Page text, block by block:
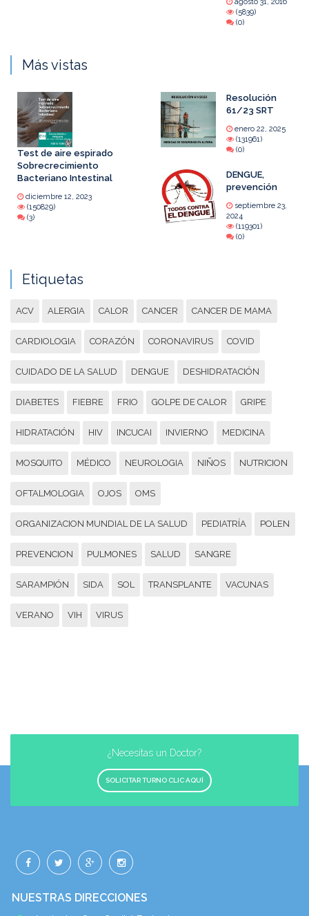
(5839)
(0)
Más vistas
Test de aire espirado
Sobrecrecimiento
Bacteriano Intestinal
diciembre 12, 2023
(150829)
(3)
Resolución
61/23 SRT
enero 22, 2025
(131961)
(0)
DENGUE,
prevención
septiembre 23,
2024
(119301)
(0)
Etiquetas
ACV ALERGIA CALOR CANCER CANCER DE MAMA
CARDIOLOGIA CORAZÓN CORONAVIRUS COVID
CUIDADO DE LA SALUD DENGUE DESHIDRATACIÓN
DIABETES FIEBRE FRIO GOLPE DE CALOR GRIPE
HIDRATACIÓN HIV INCUCAI INVIERNO MEDICINA
MOSQUITO MÉDICO NEUROLOGIA NIÑOS NUTRICION
OFTALMOLOGIA OJOS OMS
ORGANIZACION MUNDIAL DE LA SALUD PEDIATRÍA POLEN
PREVENCION PULMONES SALUD SANGRE
SARAMPIÓN SIDA SOL TRANSPLANTE VACUNAS
VERANO VIH VIRUS
¿Necesitas un Doctor?
SOLICITAR TURNO CLIC AQUÍ
NUESTRAS DIRECCIONES